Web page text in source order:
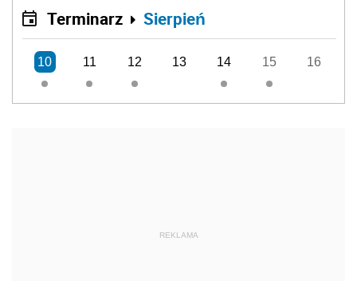
Terminarz Sierpień
10 11 12 13 14 15 16
REKLAMA